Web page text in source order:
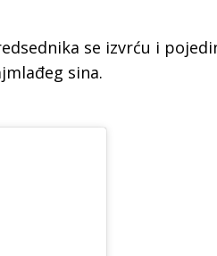
se izvrću i
sina.